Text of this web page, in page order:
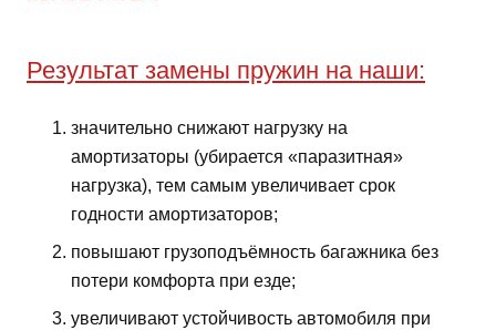
Результат замены пружин на наши:
значительно снижают нагрузку на
амортизаторы (убирается «паразитная»
нагрузка), тем самым увеличивает срок
годности амортизаторов;
повышают грузоподъёмность багажника без
потери комфорта при езде;
увеличивают устойчивость автомобиля при